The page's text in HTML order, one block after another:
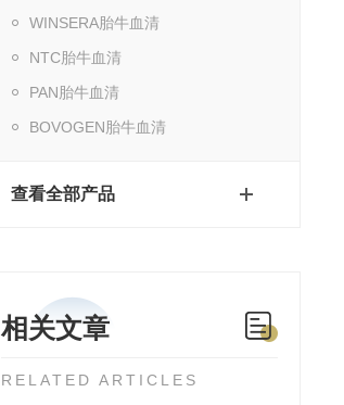
WINSERA胎牛血清
NTC胎牛血清
PAN胎牛血清
BOVOGEN胎牛血清
查看全部产品
相关文章
RELATED ARTICLES